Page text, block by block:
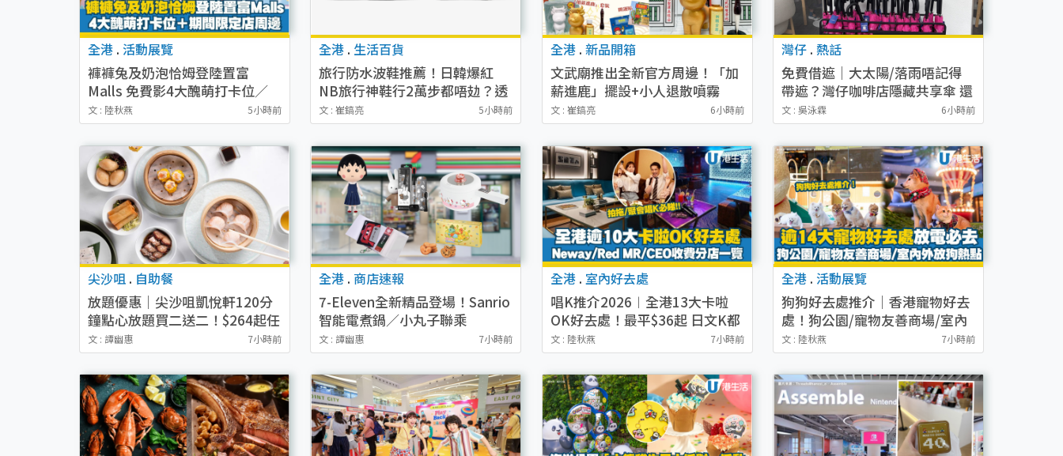
全港 . 活動展覽
褲褲兔及奶泡恰姆登陸置富
Malls 免費影4大醜萌打卡位／
+WOO嘉湖期間限定店周邊
文 : 陸秋燕 5小時前
全港 . 生活百貨
旅行防水波鞋推薦！日韓爆紅
NB旅行神鞋行2萬步都唔攰？透
氣比HOKA平
文 : 崔鎬亮 5小時前
全港 . 新品開箱
文武廟推出全新官方周邊！「加
薪進鹿」擺設+小人退散噴霧
$38起（附購買地點及售價）
文 : 崔鎬亮 6小時前
灣仔 .熱話
免費借遮｜大太陽/落雨唔記得
帶遮？灣仔咖啡店隱藏共享傘 還
遮即送$0免費咖啡！
文 : 吳泳霖 6小時前
尖沙咀 . 自助餐
放題優惠｜尖沙咀凱悅軒120分
鐘點心放題買二送二！$264起任
食蜜汁叉燒/蝦餃皇/飛魚子燒賣
逾20款點心
文 : 譚幽惠 7小時前
全港 . 商店速報
7-Eleven全新精品登場！Sanrio
智能電煮鍋／小丸子聯乘
Avantgardey公仔／幪面超人卡
式錄音帶卡片套／貓山王榴槤冰
皮 附開售詳情
文 : 譚幽惠 7小時前
全港 . 室內好去處
唱K推介2026︱全港13大卡啦
OK好去處！最平$36起 日文K都
有！(附地址+收費詳情)
文 : 陸秋燕 7小時前
全港 . 活動展覽
狗狗好去處推介｜香港寵物好去
處！狗公園/寵物友善商場/室內
外放狗熱點
文 : 陸秋燕 7小時前